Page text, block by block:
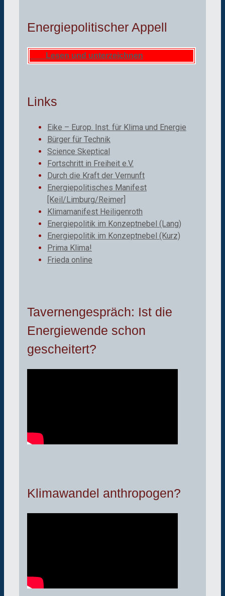
Energiepolitischer Appell
Lesen und unterzeichnen
Links
Eike – Europ. Inst. für Klima und Energie
Bürger für Technik
Science Skeptical
Fortschritt in Freiheit e.V.
Durch die Kraft der Vernunft
Energiepolitisches Manifest
[Keil/Limburg/Reimer]
Klimamanifest Heiligenroth
Energiepolitik im Konzeptnebel (Lang)
Energiepolitik im Konzeptnebel (Kurz)
Prima Klima!
Frieda online
Tavernengespräch: Ist die
Energiewende schon
gescheitert?
Klimawandel anthropogen?